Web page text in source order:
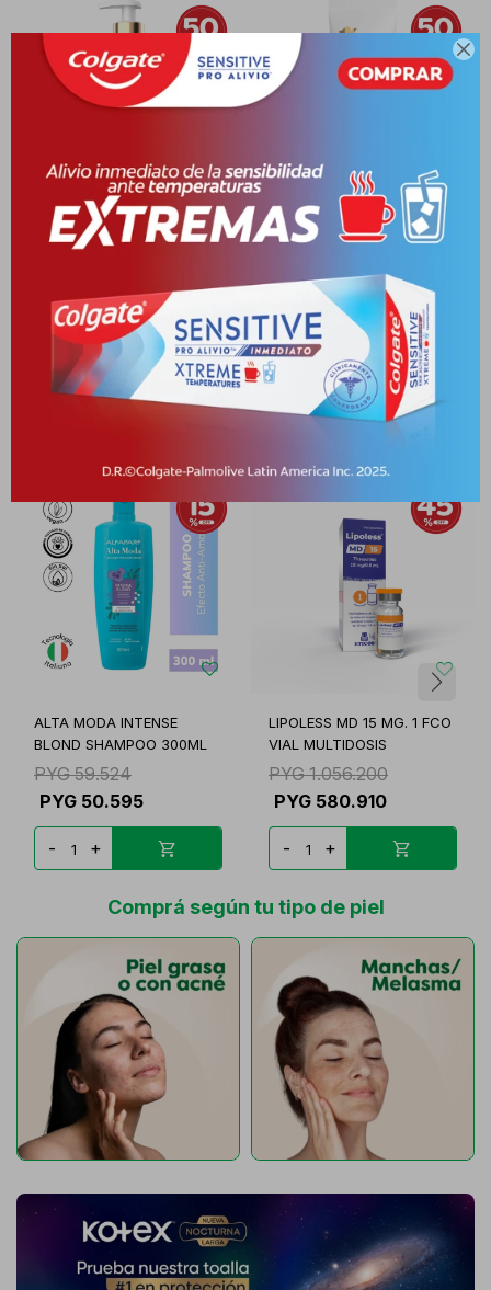

DOVE SERUM CORPORAL
PYG 96.552
PYG 48.276
- +
DOVE SERUM CORPORAL
57.425
PYG 28.713
+
Recomendados
ALTA MODA INTENSE
BLOND SHAMPOO 300ML
PYG 59.524
PYG 50.595
- +
LIPOLESS MD 15 MG. 1 FCO
VIAL MULTIDOSIS
PYG 1.056.200
PYG 580.910
- +
Comprá según tu tipo de piel